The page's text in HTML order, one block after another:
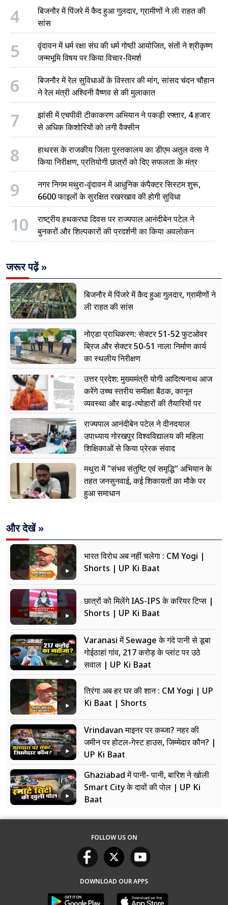
4
बिजनौर में पिंजरे में कैद हुआ गुलदार, ग्रामीणों ने ली राहत की
सांस
5
वृंदावन में धर्म रक्षा संघ की धर्म गोष्ठी आयोजित, संतों ने श्रीकृष्ण
जन्मभूमि विषय पर किया विचार-विमर्श
6
बिजनौर में रेल सुविधाओं के विस्तार की मांग, सांसद चंदन चौहान
ने रेल मंत्री अश्विनी वैष्णव से की मुलाकात
7
झांसी में एचपीवी टीकाकरण अभियान ने पकड़ी रफ्तार, 4 हजार
से अधिक किशोरियों को लगी वैक्सीन
8
हाथरस के राजकीय जिला पुस्तकालय का डीएम अतुल वत्स ने
किया निरीक्षण, प्रतियोगी छात्रों को दिए सफलता के मंत्र
9
नगर निगम मथुरा-वृंदावन में आधुनिक कंपैक्टर सिस्टम शुरू,
6600 फाइलों के सुरक्षित रखरखाव की होगी सुविधा
10
राष्ट्रीय हथकरघा दिवस पर राज्यपाल आनंदीबेन पटेल ने
बुनकरों और शिल्पकारों की प्रदर्शनी का किया अवलोकन
जरूर पढ़ें »
बिजनौर में पिंजरे में कैद हुआ गुलदार, ग्रामीणों ने
ली राहत की सांस
नोएडा प्राधिकरण: सेक्टर 51-52 फुटओवर
ब्रिज और सेक्टर 50-51 नाला निर्माण कार्य
का स्थलीय निरीक्षण
उत्तर प्रदेश: मुख्यमंत्री योगी आदित्यनाथ आज
करेंगे उच्च स्तरीय समीक्षा बैठक, कानून
व्यवस्था और बाढ़-त्योहारों की तैयारियों पर
नजर
राज्यपाल आनंदीबेन पटेल ने दीनदयाल
उपाध्याय गोरखपुर विश्वविद्यालय की महिला
शिक्षिकाओं से किया प्रेरक संवाद
मथुरा में "संभव संतुष्टि एवं समृद्धि" अभियान के
तहत जनसुनवाई, कई शिकायतों का मौके पर
हुआ समाधान
और देखें »
भारत विरोध अब नहीं चलेगा : CM Yogi |
Shorts | UP Ki Baat
छात्रों को मिलेंगे IAS-IPS के करियर टिप्स |
Shorts | UP Ki Baat
Varanasi में Sewage के गंदे पानी से डूबा
गोईठाहां गांव, 217 करोड़ के प्लांट पर उठे
सवाल | UP Ki Baat
तिरंगा अब हर घर की शान : CM Yogi | UP
Ki Baat | Shorts
Vrindavan माइनर पर कब्जा? नहर की
जमीन पर होटल-गेस्ट हाउस, जिम्मेदार कौन? |
UP Ki Baat
Ghaziabad में पानी- पानी, बारिश ने खोली
Smart City के दावों की पोल | UP Ki
Baat
FOLLOW US ON
DOWNLOAD OUR APPS